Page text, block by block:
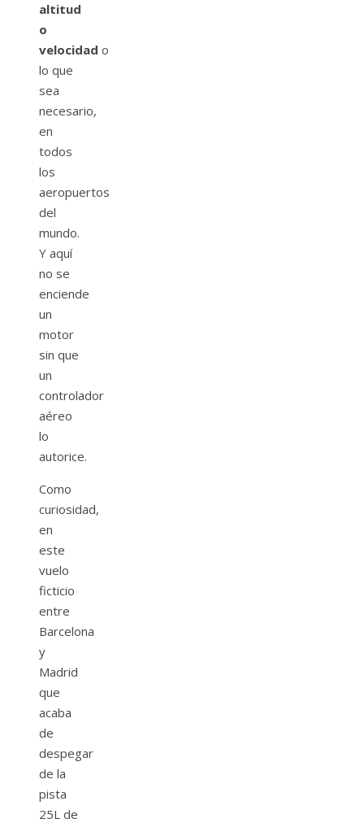
altitud
o
velocidad o
lo que
sea
necesario,
en
todos
los
aeropuertos
del
mundo.
Y aquí
no se
enciende
un
motor
sin que
un
controlador
aéreo
lo
autorice.
Como
curiosidad,
en
este
vuelo
ficticio
entre
Barcelona
y
Madrid
que
acaba
de
despegar
de la
pista
25L de